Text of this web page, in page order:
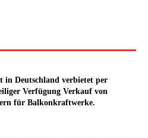
in Deutschland verbietet per
Verfügung Verkauf von
für Balkonkraftwerke.